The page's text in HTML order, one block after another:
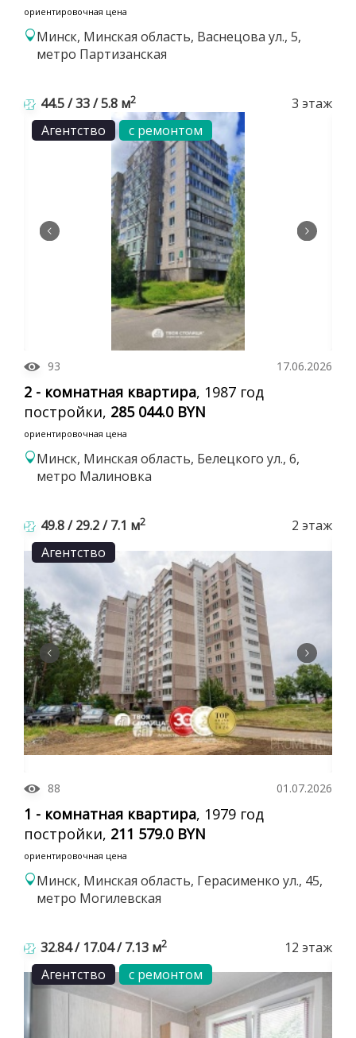
ориентировочная цена
Минск, Минская область, Васнецова ул., 5,
метро Партизанская
44.5 / 33 / 5.8 м2
3 этаж
Агентство
с ремонтом
93 17.06.2026
2 - комнатная квартира, 1987 год
постройки, 285 044.0 BYN
ориентировочная цена
Минск, Минская область, Белецкого ул., 6,
метро Малиновка
49.8 / 29.2 / 7.1 м2
2 этаж
Агентство
88 01.07.2026
1 - комнатная квартира, 1979 год
постройки, 211 579.0 BYN
ориентировочная цена
Минск, Минская область, Герасименко ул., 45,
метро Могилевская
32.84 / 17.04 / 7.13 м2
12 этаж
Агентство
с ремонтом